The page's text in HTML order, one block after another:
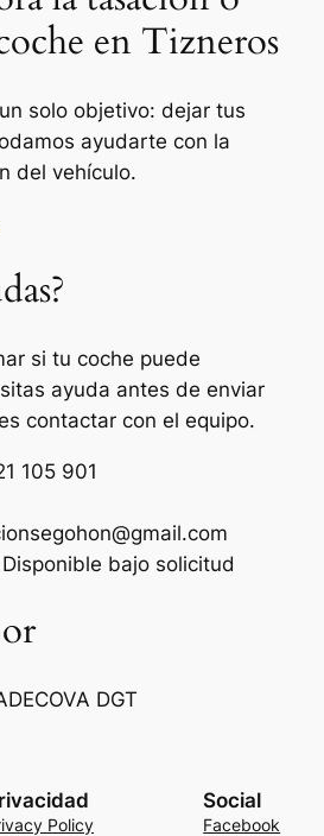
en Tizneros
solo objetivo: dejar tus
ayudarte con la
del vehículo.
si tu coche puede
ayuda antes de enviar
contactar con el equipo.
105 901
Disponible bajo solicitud
DGT
Policy
Social
Facebook